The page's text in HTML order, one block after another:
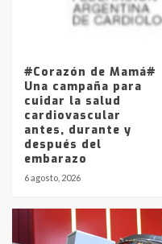
Los
La
entre 857
#Corazón de Mamá#
Una campaña para
cuidar la salud
cardiovascular
antes, durante y
después del
embarazo
6 agosto, 2026